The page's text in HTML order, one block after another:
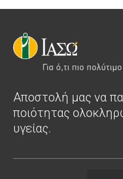
Αποστολή μας να
ποιότητας
υγείας.